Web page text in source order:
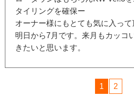
タイリングを確保ー
オーナー様にもとても気に入って
明日から7月です。来月もカッコ
きたいと思います。
1 2